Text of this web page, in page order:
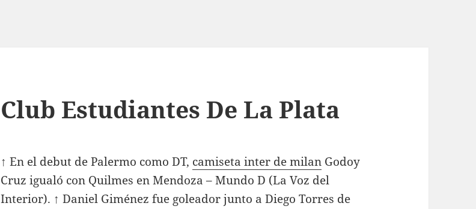
Club Estudiantes De La Plata
↑ En el debut de Palermo como DT, camiseta inter de milan Godoy
Cruz igualó con Quilmes en Mendoza – Mundo D (La Voz del
Interior). ↑ Daniel Giménez fue goleador junto a Diego Torres de